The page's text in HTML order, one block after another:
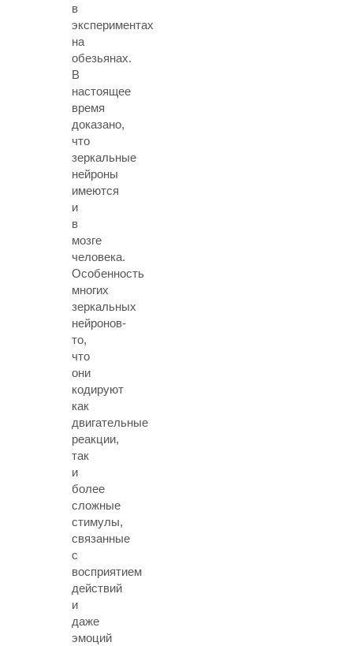
в
экспериментах
на
обезьянах.
В
настоящее
время
доказано,
что
зеркальные
нейроны
имеются
и
в
мозге
человека.
Особенность
многих
зеркальных
нейронов-
то,
что
они
кодируют
как
двигательные
реакции,
так
и
более
сложные
стимулы,
связанные
с
восприятием
действий
и
даже
эмоций